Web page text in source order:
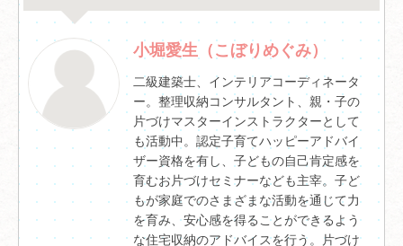
小堀愛生（こぼりめぐみ）
二級建築士、インテリアコーディネータ
ー。整理収納コンサルタント、親・子の
片づけマスターインストラクターとして
も活動中。認定子育てハッピーアドバイ
ザー資格を有し、子どもの自己肯定感を
育むお片づけセミナーなども主宰。子ど
もが家庭でのさまざまな活動を通じて力
を育み、安心感を得ることができるよう
な住宅収納のアドバイスを行う。片づけ